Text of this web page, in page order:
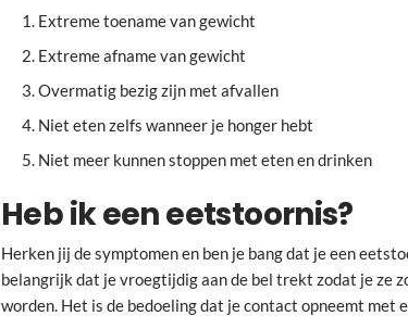
Extreme toename van gewicht
Extreme afname van gewicht
Overmatig bezig zijn met afvallen
Niet eten zelfs wanneer je honger hebt
Niet meer kunnen stoppen met eten en drinken
Heb ik een eetstoornis?
Herken jij de symptomen en ben je bang dat je een
belangrijk dat je vroegtijdig aan de bel trekt zodat je ze
worden. Het is de bedoeling dat je contact opneemt met